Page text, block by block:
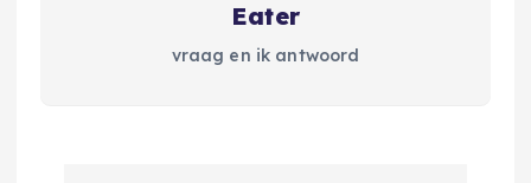
Eater
vraag en ik antwoord